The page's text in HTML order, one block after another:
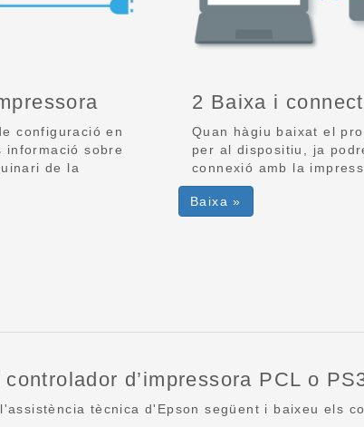
configuració en
informació sobre
de la
2 Baixa i
Quan hàgiu baixat el
per al dispositiu, ja
connexió amb la
Baixa »
d’impressora PCL o
tècnica d'Epson següent i baixeu els